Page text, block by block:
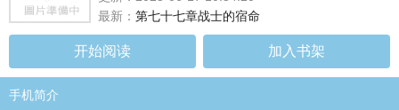
最新： 第七十七章战士的宿命
开始阅读 加入书架
手机简介